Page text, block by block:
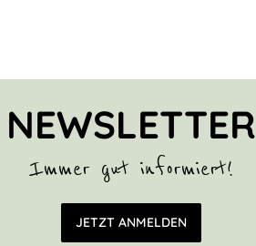
NEWSLETTER
Immer gut informiert!
E-Mail Adresse
JETZT ANMELDEN